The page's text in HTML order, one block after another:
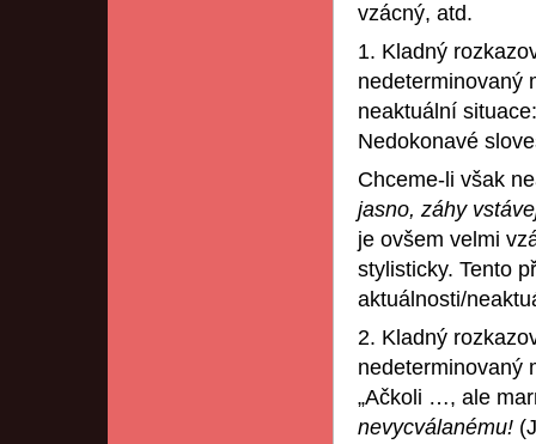
vzácný, atd.
1. Kladný
nedeterminovaný
neaktuální
Nedokonavé
Chceme-li však
jasno, záhy
je ovšem velmi
stylisticky. Tento
aktuálnosti/
2. Kladný
nedeterminovaný
„Ačkoli …, ale
nevycválanému!